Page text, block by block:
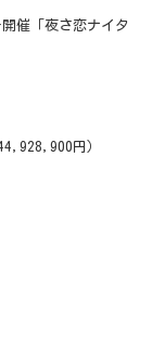
催「夜さ恋ナイタ
円）